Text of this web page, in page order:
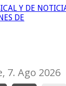
Y DE
DE